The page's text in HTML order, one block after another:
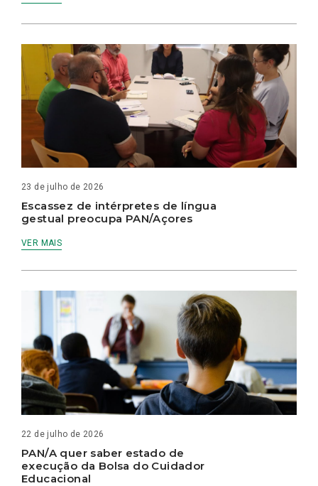
23 de julho de 2026
Escassez de intérpretes de língua
gestual preocupa PAN/Açores
VER MAIS
22 de julho de 2026
PAN/A quer saber estado de
execução da Bolsa do Cuidador
Educacional